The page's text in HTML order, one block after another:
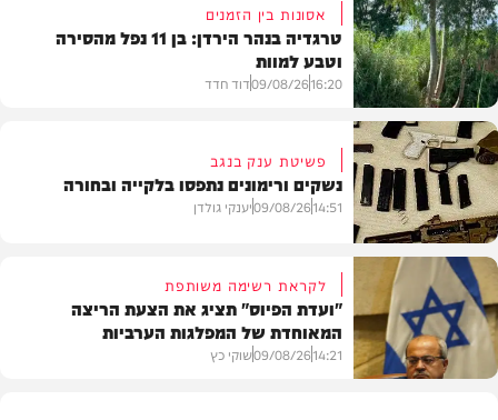
בארץ
אסונות בין הזמנים
טרגדיה בנהר הירדן: בן 11 נפל מהסירה
וטבע למוות
16:20
09/08/26דוד חדד
משטרה
פשיטת ענק בנגב
נשקים ורימונים נתפסו בלקייה ובחורה
14:51
09/08/26יענקי גולדן
לקראת רשימה משותפת
"ועדת הפיוס" תציג את הצעת הריצה
המאוחדת של המפלגות הערביות
14:21
09/08/26שוקי כץ